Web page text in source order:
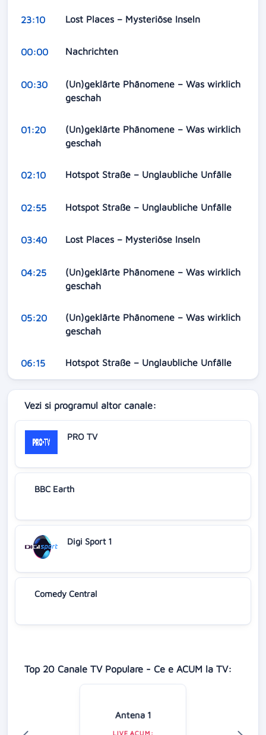
23:10 Lost Places – Mysteriöse Inseln
00:00 Nachrichten
00:30
(Un)geklärte Phänomene – Was wirklich
geschah
01:20
(Un)geklärte Phänomene – Was wirklich
geschah
02:10 Hotspot Straße – Unglaubliche Unfälle
02:55 Hotspot Straße – Unglaubliche Unfälle
03:40 Lost Places – Mysteriöse Inseln
04:25
(Un)geklärte Phänomene – Was wirklich
geschah
05:20
(Un)geklärte Phänomene – Was wirklich
geschah
06:15 Hotspot Straße – Unglaubliche Unfälle
Vezi si programul altor canale:
PRO TV
BBC Earth
Digi Sport 1
Comedy Central
Top 20 Canale TV Populare - Ce e ACUM la TV:
Antena 1
LIVE ACUM: